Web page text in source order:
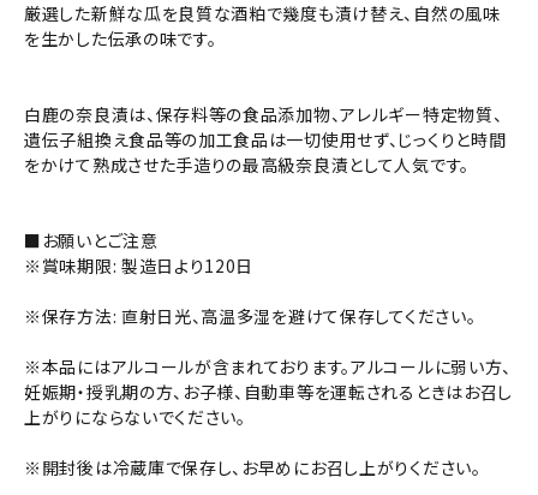
厳選した新鮮な瓜を良質な酒粕で幾度も漬け替え、自然の風味
を生かした伝承の味です。
白鹿の奈良漬は、保存料等の食品添加物、アレルギー特定物質、
遺伝子組換え食品等の加工食品は一切使用せず、じっくりと時間
をかけて熟成させた手造りの最高級奈良漬として人気です。
■お願いとご注意
※賞味期限: 製造日より120日
※保存方法: 直射日光、高温多湿を避けて保存してください。
※本品にはアルコールが含まれております。アルコールに弱い方、
妊娠期・授乳期の方、お子様、自動車等を運転されるときはお召し
上がりにならないでください。
※開封後は冷蔵庫で保存し、お早めにお召し上がりください。